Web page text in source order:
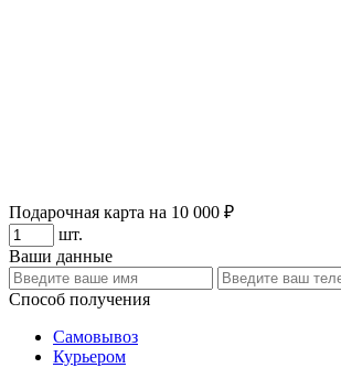
Подарочная карта на 10 000 ₽
шт.
Ваши данные
Способ получения
Самовывоз
Курьером